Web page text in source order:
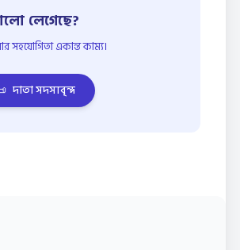
লেগেছে?
সহযোগিতা একান্ত কাম্য।
দাতা সদস্যবৃন্দ